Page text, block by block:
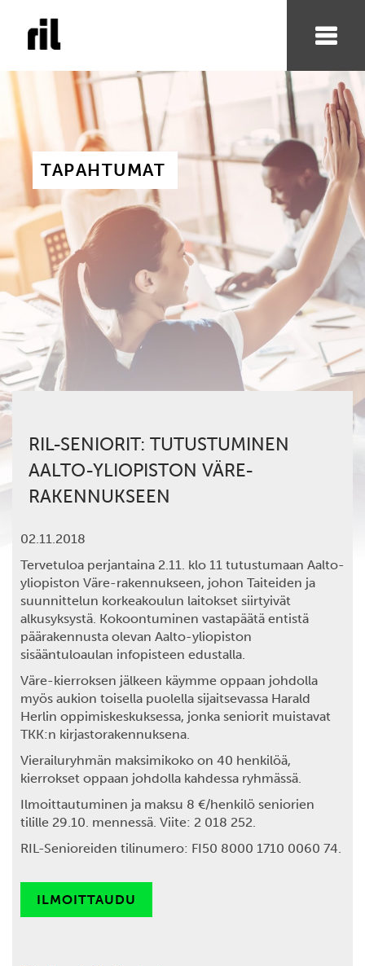
TAPAHTUMAT
RIL-SENIORIT: TUTUSTUMINEN
AALTO-YLIOPISTON VÄRE-
RAKENNUKSEEN
02.11.2018
Tervetuloa perjantaina 2.11. klo 11 tutustumaan Aalto-
yliopiston Väre-rakennukseen, johon Taiteiden ja
suunnittelun korkeakoulun laitokset siirtyivät
alkusyksystä. Kokoontuminen vastapäätä entistä
päärakennusta olevan Aalto-yliopiston
sisääntuloaulan infopisteen edustalla.
Väre-kierroksen jälkeen käymme oppaan johdolla
myös aukion toisella puolella sijaitsevassa Harald
Herlin oppimiskeskuksessa, jonka seniorit muistavat
TKK:n kirjastorakennuksena.
Vierailuryhmän maksimikoko on 40 henkilöä,
kierrokset oppaan johdolla kahdessa ryhmässä.
Ilmoittautuminen ja maksu 8 €/henkilö seniorien
tilille 29.10. mennessä. Viite: 2 018 252.
RIL-Senioreiden tilinumero: FI50 8000 1710 0060 74.
ILMOITTAUDU